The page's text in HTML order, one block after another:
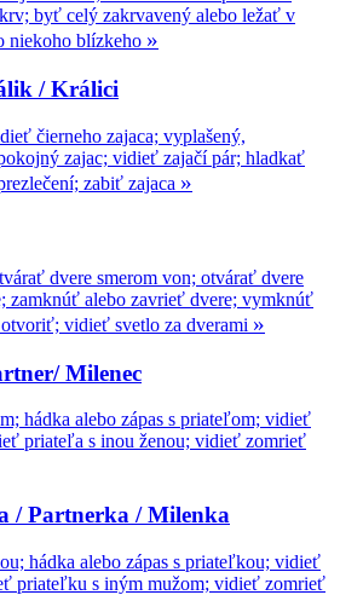
byť celý zakrvavený alebo ležať v
niekoho blízkeho »
/ Králici
čierneho zajaca; vyplašený,
zajac; vidieť zajačí pár; hladkať
zabiť zajaca »
dvere smerom von; otvárať dvere
zamknúť alebo zavrieť dvere; vymknúť
vidieť svetlo za dverami »
Milenec
hádka alebo zápas s priateľom; vidieť
priateľa s inou ženou; vidieť zomrieť
/ Partnerka / Milenka
hádka alebo zápas s priateľkou; vidieť
priateľku s iným mužom; vidieť zomrieť